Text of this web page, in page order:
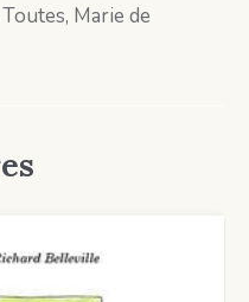
Marie de